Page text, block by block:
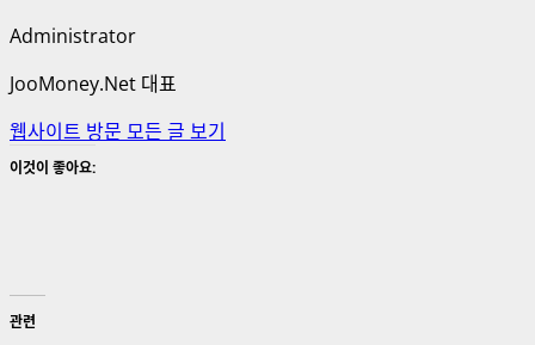
Administrator
JooMoney.Net 대표
웹사이트 방문 모든 글 보기
이것이 좋아요:
관련